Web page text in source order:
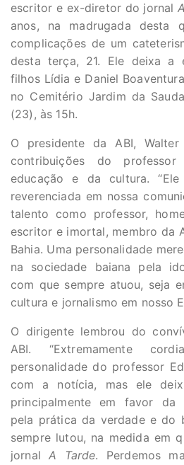
escritor e ex-diretor do jornal
anos, na madrugada desta
complicações de um
desta terça, 21. Ele deixa a
filhos Lídia e Daniel
no Cemitério Jardim da
(23), às 15h.
O presidente da ABI,
contribuições do
educação e da cultura.
reverenciada em nossa
talento como professor,
escritor e imortal, membro da
Bahia. Uma personalidade
na sociedade baiana pela
com que sempre atuou, seja
cultura e jornalismo em nosso
O dirigente lembrou do
ABI. “Extremamente
personalidade do professor
com a notícia, mas ele
principalmente em favor da
pela prática da verdade e do
sempre lutou, na medida em
jornalA Tarde. Perdemos